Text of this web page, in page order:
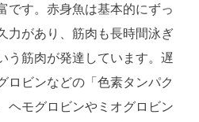
です。赤身魚は基本的にずっ
力があり、筋肉も長時間泳ぎ
う筋肉が発達しています。遅
ロビンなどの「色素タンパク
ヘモグロビンやミオグロビン